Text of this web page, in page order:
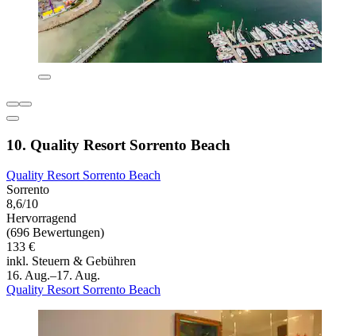
10. Quality Resort Sorrento Beach
Quality Resort Sorrento Beach
Sorrento
8,6/10
Hervorragend
(696 Bewertungen)
133 €
inkl. Steuern & Gebühren
16. Aug.–17. Aug.
Quality Resort Sorrento Beach